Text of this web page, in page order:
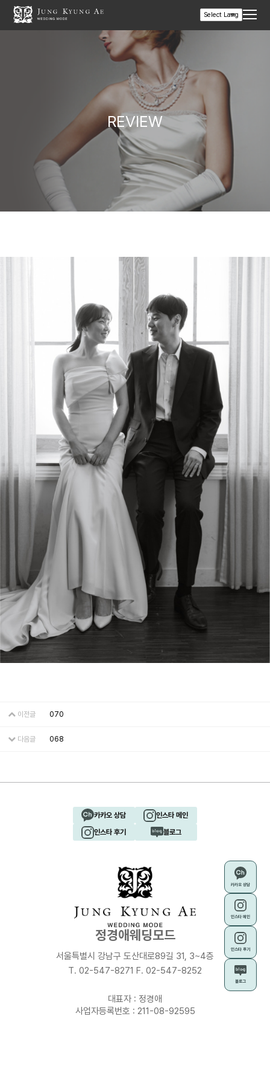
REVIEW
이전글 070
다음글 068
카카오 상담
인스타 메인
인스타 후기
블로그
정경애웨딩모드
서울특별시 강남구 도산대로89길 31, 3~4층
T. 02-547-8271 F. 02-547-8252
대표자 : 정경애
사업자등록번호 : 211-08-92595
카카오 상담
인스타 메인
인스타 후기
블로그